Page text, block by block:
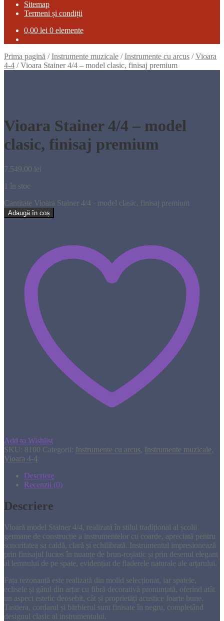
Sitemap
Termeni și condiții
0,00 lei 0 elemente
Prima pagină /Instrumente muzicale /Instrumente cu arcus /Vioara
4-4 /Vioara Stainer 4/4 – model clasic, finisaj premium
Vioara Stainer 4/4 – model
clasic, finisaj premium
7.549,00 lei
1 în stoc
Cantitate Vioara Stainer 4/4 - model clasic, finisaj premium
Adaugă în coș
Add to Wishlist
SKU: 8100 Categorii: Instrumente cu arcus, Instrumente muzicale,
Vioara 4-4
Descriere
Recenzii (0)
Descriere
Vioară model Stainer 4/4, realizată în stilul tradițional al școlii
germane de construcție a instrumentelor cu coarde, apreciată pentru
sonoritatea sa caldă, clară și echilibrată. Instrumentul impresionează
prin finisajul lucios în nuanțe de brun-roșiatic și prin desenul elegant
al lemnului de pe spate, evidențiat de fladerele naturale ale arțarului.
Fața rezonantă este realizată din molid selecționat, iar spatele,
eclisele și gâtul din arțar cu fibră decorativă pronunțată, oferind atât
un aspect estetic deosebit, cât și proprietăți acustice foarte bune.
Tastiera, cordarul și bărbierul sunt finisate în negru, completând
designul clasic al instrumentului.